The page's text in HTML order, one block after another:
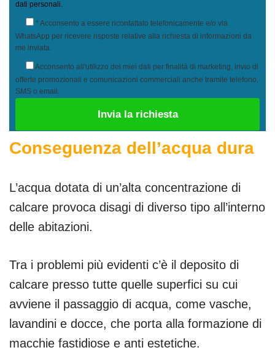
dati personali.
* Acconsento a essere ricontattato telefonicamente e/o via
WhatsApp per ricevere risposte relative alla richiesta di informazioni da
me inviata.
Acconsento all'utilizzo dei miei dati per finalità di marketing, invio di
offerte promozionali e comunicazioni commerciali anche tramite telefono,
SMS o email.
Conseguenza dell’acqua dura
L’acqua dotata di un’alta concentrazione di
calcare provoca disagi di diverso tipo all’interno
delle abitazioni.
Tra i problemi più evidenti c’è il deposito di
calcare presso tutte quelle superfici su cui
avviene il passaggio di acqua, come vasche,
lavandini e docce, che porta alla formazione di
macchie fastidiose e anti estetiche.